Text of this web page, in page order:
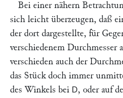
Bei einer nähern
sich leicht überzeugen, daß
der dort dargestellte, für
verschiedenem Durchmesser
verschieden auch der
das Stück doch immer
des Winkels bei D, oder auf